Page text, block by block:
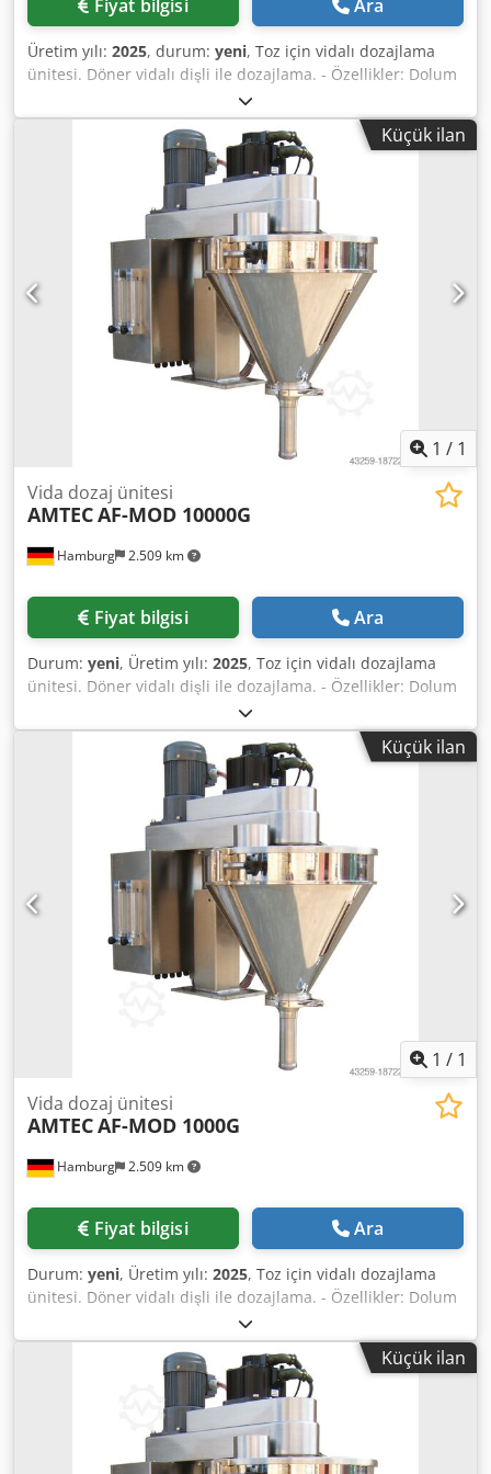
Fiyat bilgisi Ara
Üretim yılı: 2025, durum: yeni, Toz için vidalı dozajlama
ünitesi. Döner vidalı dişli ile dozajlama. - Özellikler: Dolum
aralığı: 5-3000g; Dolum haznesi kapasitesi: 50 litre; Yandan
açılan hazne; Paslanmaz çelik 304 konstrüksiyon; Güç
kaynağı: 220~415V; Güç tüketimi: 1,4 kW. Dodpfx Aijv
Nnmredeck Lütfen yeni fiyatlarımızın genellikle kullanılmış
ürün fiyatlarından daha düşük olduğunu aklınızda
bulundurun. Paketleme görevinizi bize sorun ve anlatın. -
Stoklarımızda genellikle 30-50 adet yeni makine hemen
teslim edilebilmektedir. Ayrıca, müşteri spesifikasyonlarına
göre üretilen makineler için yaklaşık 3 haftalık çok kısa
teslimat sürelerimiz bulunmaktadır. - Tüm makinelerimiz
tam garantilidir.
Küçük ilan
1 / 1
Hamburg 2.509 km
Vida dozaj ünitesi
AMTECAF-MOD 10000G
Fiyat bilgisi Ara
Durum: yeni, Üretim yılı: 2025, Toz için vidalı dozajlama
ünitesi. Döner vidalı dişli ile dozajlama. - Özellikler: Dolum
aralığı: 500-10.000g; Dolum haznesi kapasitesi: 100 litre;
Yandan açılan hazne; Paslanmaz çelik 304 konstrüksiyon;
Güç kaynağı: 220~415V; Güç tüketimi: 2,75 kW. Dcsdpfxsv
Nnm Es Aidjk Lütfen yeni fiyatlarımızın genellikle
kullanılmış ürün fiyatlarından daha düşük olduğunu
aklınızda bulundurun. Paketleme görevinizi bize sorun ve
anlatın. - Stoklarımızda genellikle 30-50 adet yeni makine
hemen teslim edilebilmektedir. Ayrıca, müşteri
spesifikasyonlarına göre üretilen makineler için yaklaşık 3
haftalık çok kısa teslimat sürelerimiz bulunmaktadır. - Tüm
makinelerimiz tam garantilidir.
Küçük ilan
1 / 1
Hamburg 2.509 km
Vida dozaj ünitesi
AMTECAF-MOD 1000G
Fiyat bilgisi Ara
Durum: yeni, Üretim yılı: 2025, Toz için vidalı dozajlama
ünitesi. Döner vidalı dişli ile dozajlama. - Özellikler: Dolum
aralığı: 5-1000g; Dolum haznesi kapasitesi: 30 litre; Yandan
açılan hazne; Paslanmaz çelik 304 konstrüksiyon; Güç
kaynağı: 220~415V; Güç tüketimi: 1,4 kW. Dcodpfev Nnmlox
Aidjk Lütfen yeni fiyatlarımızın genellikle kullanılmış ürün
fiyatlarından daha düşük olduğunu aklınızda bulundurun.
Paketleme görevinizi bize sorun ve anlatın. - Stoklarımızda
genellikle 30-50 adet yeni makine hemen teslim
Küçük ilan